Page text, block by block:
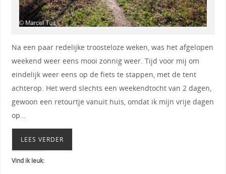
Na een paar redelijke troosteloze weken, was het afgelopen
weekend weer eens mooi zonnig weer. Tijd voor mij om
eindelijk weer eens op de fiets te stappen, met de tent
achterop. Het werd slechts een weekendtocht van 2 dagen,
gewoon een retourtje vanuit huis, omdat ik mijn vrije dagen
op…
LEES VERDER
Vind ik leuk: